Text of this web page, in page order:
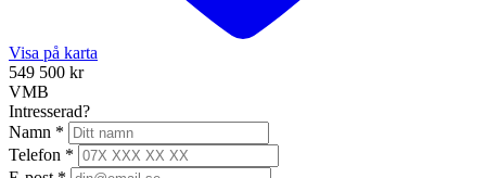
Visa på karta
549 500 kr
VMB
Intresserad?
Namn *
Telefon *